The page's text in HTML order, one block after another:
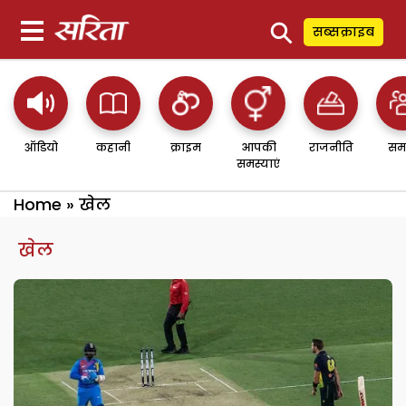
⚲ सब्सक्राइब
ऑडियो कहानी क्राइम
आपकी
समस्याएं
राजनीति
Home » खेल
खेल